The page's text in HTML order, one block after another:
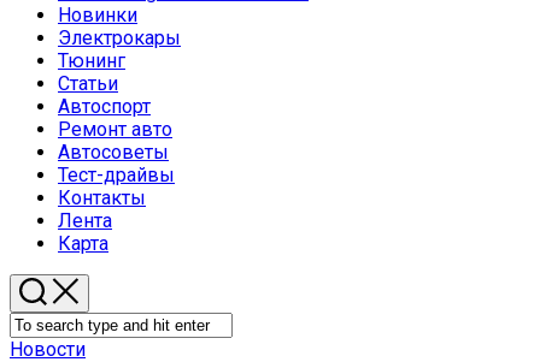
Новинки
Электрокары
Тюнинг
Статьи
Автоспорт
Ремонт авто
Автосоветы
Тест-драйвы
Контакты
Лента
Карта
Новости